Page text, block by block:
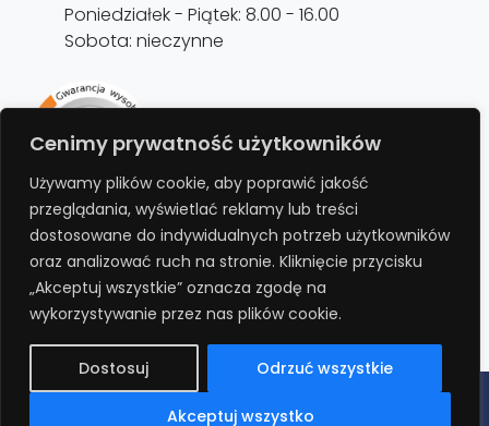
Cenimy prywatność użytkowników
Używamy plików cookie, aby poprawić jakość
przeglądania, wyświetlać reklamy lub treści
dostosowane do indywidualnych potrzeb użytkowników
oraz analizować ruch na stronie. Kliknięcie przycisku
„Akceptuj wszystkie” oznacza zgodę na
wykorzystywanie przez nas plików cookie.
Dostosuj Odrzuć wszystkie
Akceptuj wszystko
Poniedziałek - Piątek: 8.00 - 16.00
Sobota: nieczynne
przedłużenie gwarancji
Bezpłatnie przedłuż gwarancję o kolejne 12
miesięcy rejestrując produkt na stronie.
REJESTRUJ
Polityka prywatności Regulamin RODO